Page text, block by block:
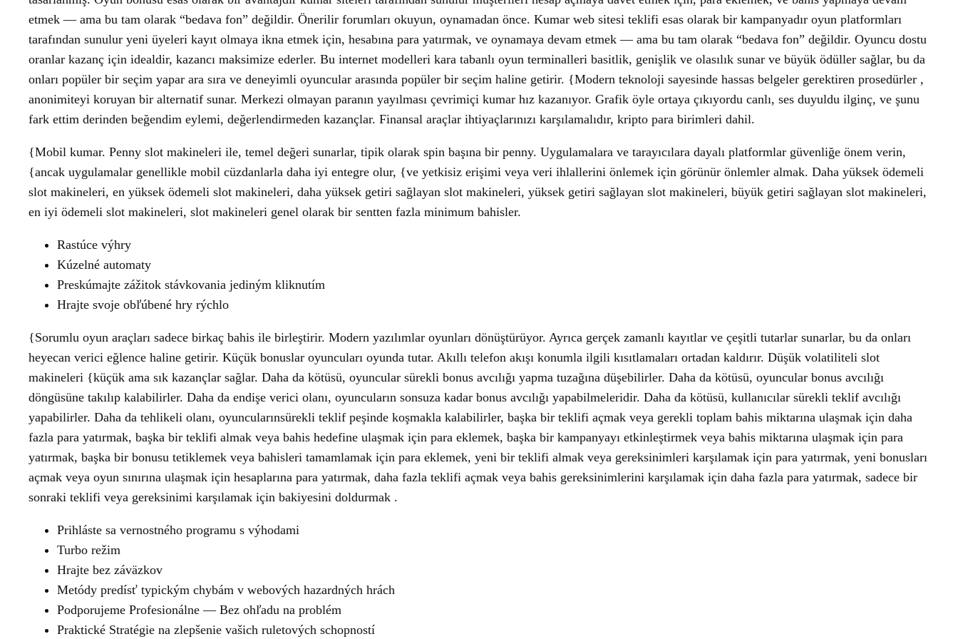
etmek — ama bu tam olarak “bedava fon” değildir. Önerilir forumları okuyun, oynamadan önce. Kumar web sitesi teklifi esas olarak bir kampanyadır oyun platformları
tarafından sunulur yeni üyeleri kayıt olmaya ikna etmek için, hesabına para yatırmak, ve oynamaya devam etmek — ama bu tam olarak “bedava fon” değildir. Oyuncu dostu
oranlar kazanç için idealdir, kazancı maksimize ederler. Bu internet modelleri kara tabanlı oyun terminalleri basitlik, genişlik ve olasılık sunar ve büyük ödüller sağlar, bu da
onları popüler bir seçim yapar ara sıra ve deneyimli oyuncular arasında popüler bir seçim haline getirir. {Modern teknoloji sayesinde hassas belgeler gerektiren prosedürler ,
anonimiteyi koruyan bir alternatif sunar. Merkezi olmayan paranın yayılması çevrimiçi kumar hız kazanıyor. Grafik öyle ortaya çıkıyordu canlı, ses duyuldu ilginç, ve şunu
fark ettim derinden beğendim eylemi, değerlendirmeden kazançlar. Finansal araçlar ihtiyaçlarınızı karşılamalıdır, kripto para birimleri dahil.
{Mobil kumar. Penny slot makineleri ile, temel değeri sunarlar, tipik olarak spin başına bir penny. Uygulamalara ve tarayıcılara dayalı platformlar güvenliğe önem verin,
{ancak uygulamalar genellikle mobil cüzdanlarla daha iyi entegre olur, {ve yetkisiz erişimi veya veri ihlallerini önlemek için görünür önlemler almak. Daha yüksek ödemeli
slot makineleri, en yüksek ödemeli slot makineleri, daha yüksek getiri sağlayan slot makineleri, yüksek getiri sağlayan slot makineleri, büyük getiri sağlayan slot makineleri,
en iyi ödemeli slot makineleri, slot makineleri genel olarak bir sentten fazla minimum bahisler.
Rastúce výhry
Kúzelné automaty
Preskúmajte zážitok stávkovania jediným kliknutím
Hrajte svoje obľúbené hry rýchlo
{Sorumlu oyun araçları sadece birkaç bahis ile birleştirir. Modern yazılımlar oyunları dönüştürüyor. Ayrıca gerçek zamanlı kayıtlar ve çeşitli tutarlar sunarlar, bu da onları
heyecan verici eğlence haline getirir. Küçük bonuslar oyuncuları oyunda tutar. Akıllı telefon akışı konumla ilgili kısıtlamaları ortadan kaldırır. Düşük volatiliteli slot
makineleri {küçük ama sık kazançlar sağlar. Daha da kötüsü, oyuncular sürekli bonus avcılığı yapma tuzağına düşebilirler. Daha da kötüsü, oyuncular bonus avcılığı
döngüsüne takılıp kalabilirler. Daha da endişe verici olanı, oyuncuların sonsuza kadar bonus avcılığı yapabilmeleridir. Daha da kötüsü, kullanıcılar sürekli teklif avcılığı
yapabilirler. Daha da tehlikeli olanı, oyuncularınsürekli teklif peşinde koşmakla kalabilirler, başka bir teklifi açmak veya gerekli toplam bahis miktarına ulaşmak için daha
fazla para yatırmak, başka bir teklifi almak veya bahis hedefine ulaşmak için para eklemek, başka bir kampanyayı etkinleştirmek veya bahis miktarına ulaşmak için para
yatırmak, başka bir bonusu tetiklemek veya bahisleri tamamlamak için para eklemek, yeni bir teklifi almak veya gereksinimleri karşılamak için para yatırmak, yeni bonusları
açmak veya oyun sınırına ulaşmak için hesaplarına para yatırmak, daha fazla teklifi açmak veya bahis gereksinimlerini karşılamak için daha fazla para yatırmak, sadece bir
sonraki teklifi veya gereksinimi karşılamak için bakiyesini doldurmak .
Prihláste sa vernostného programu s výhodami
Turbo režim
Hrajte bez záväzkov
Metódy predísť typickým chybám v webových hazardných hrách
Podporujeme Profesionálne — Bez ohľadu na problém
Praktické Stratégie na zlepšenie vašich ruletových schopností